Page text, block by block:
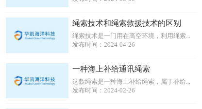
绳索技术和绳索救援技术的区别
绳索技术是一门用在高空环境，利用绳索...
发布时间：2024-04-26
一种海上补给通讯绳索
这款绳索是一种海上补给绳索，属于补给...
发布时间：2024-02-26